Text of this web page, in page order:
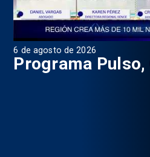
6 de agosto de 2026
Programa